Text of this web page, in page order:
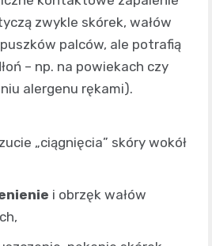
zwykle skórek, wałów
palców, ale potrafią
– np. na powiekach czy
alergenu rękami).
„ciągnięcia” skóry wokół
i obrzęk wałów